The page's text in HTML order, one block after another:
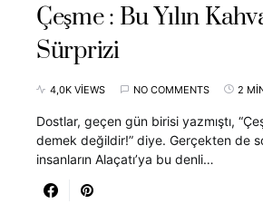
Çeşme : Bu Yılın
Sürprizi
4,0K VIEWS NO COMMENTS 2
Dostlar, geçen gün birisi yazmıştı,
demek değildir!” diye. Gerçekten de
insanların Alaçatı’ya bu denli…